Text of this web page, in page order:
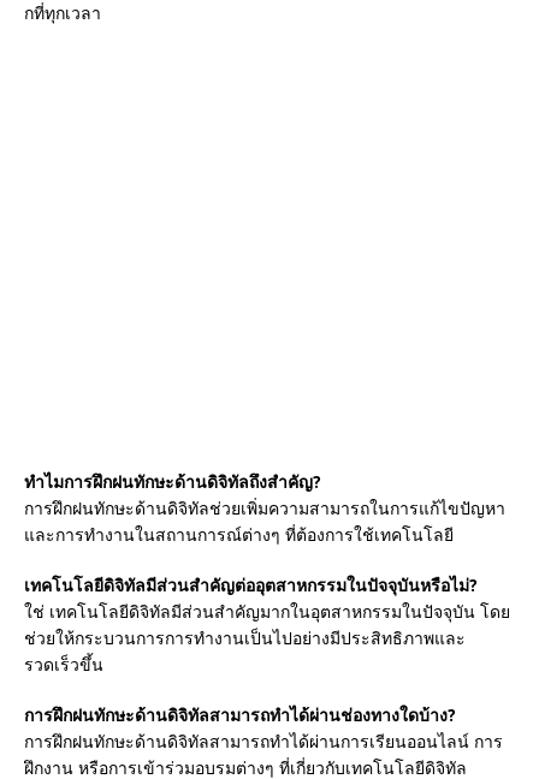
ุกที่ทุกเวลา
ทำไมการฝึกฝนทักษะด้านดิจิทัลถึงสำคัญ?
การฝึกฝนทักษะด้านดิจิทัลช่วยเพิ่มความสามารถในการแก้ไขปัญหา
และการทำงานในสถานการณ์ต่างๆ ที่ต้องการใช้เทคโนโลยี
เทคโนโลยีดิจิทัลมีส่วนสำคัญต่ออุตสาหกรรมในปัจจุบันหรือไม่?
ใช่ เทคโนโลยีดิจิทัลมีส่วนสำคัญมากในอุตสาหกรรมในปัจจุบัน โดย
ช่วยให้กระบวนการการทำงานเป็นไปอย่างมีประสิทธิภาพและ
รวดเร็วขึ้น
การฝึกฝนทักษะด้านดิจิทัลสามารถทำได้ผ่านช่องทางใดบ้าง?
การฝึกฝนทักษะด้านดิจิทัลสามารถทำได้ผ่านการเรียนออนไลน์ การ
ฝึกงาน หรือการเข้าร่วมอบรมต่างๆ ที่เกี่ยวกับเทคโนโลยีดิจิทัล